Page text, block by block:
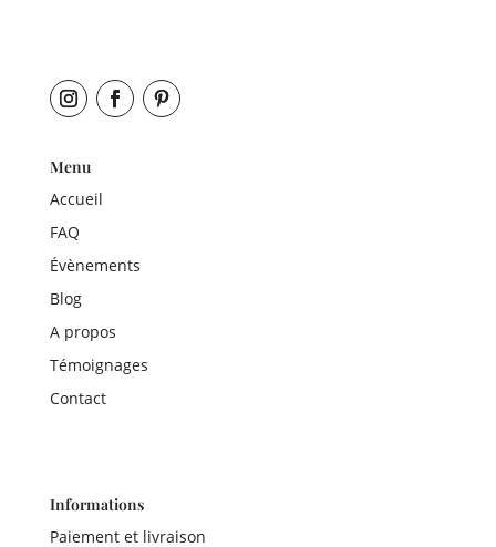
Menu
Accueil
FAQ
Évènements
Blog
A propos
Témoignages
Contact
Informations
Paiement et livraison